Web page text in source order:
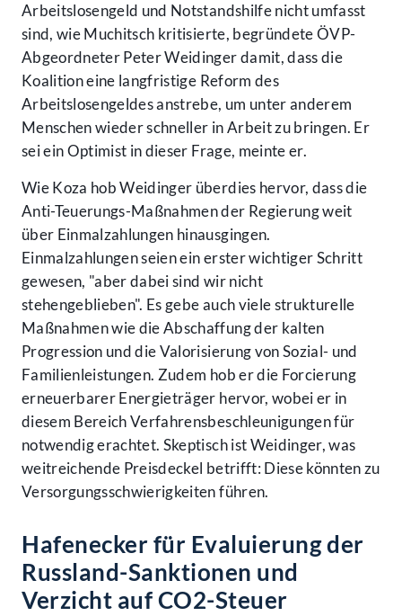
Arbeitslosengeld und Notstandshilfe nicht umfasst
sind, wie Muchitsch kritisierte, begründete ÖVP-
Abgeordneter Peter Weidinger damit, dass die
Koalition eine langfristige Reform des
Arbeitslosengeldes anstrebe, um unter anderem
Menschen wieder schneller in Arbeit zu bringen. Er
sei ein Optimist in dieser Frage, meinte er.
Wie Koza hob Weidinger überdies hervor, dass die
Anti-Teuerungs-Maßnahmen der Regierung weit
über Einmalzahlungen hinausgingen.
Einmalzahlungen seien ein erster wichtiger Schritt
gewesen, "aber dabei sind wir nicht
stehengeblieben". Es gebe auch viele strukturelle
Maßnahmen wie die Abschaffung der kalten
Progression und die Valorisierung von Sozial- und
Familienleistungen. Zudem hob er die Forcierung
erneuerbarer Energieträger hervor, wobei er in
diesem Bereich Verfahrensbeschleunigungen für
notwendig erachtet. Skeptisch ist Weidinger, was
weitreichende Preisdeckel betrifft: Diese könnten zu
Versorgungsschwierigkeiten führen.
Hafenecker für Evaluierung der
Russland-Sanktionen und
Verzicht auf CO2-Steuer